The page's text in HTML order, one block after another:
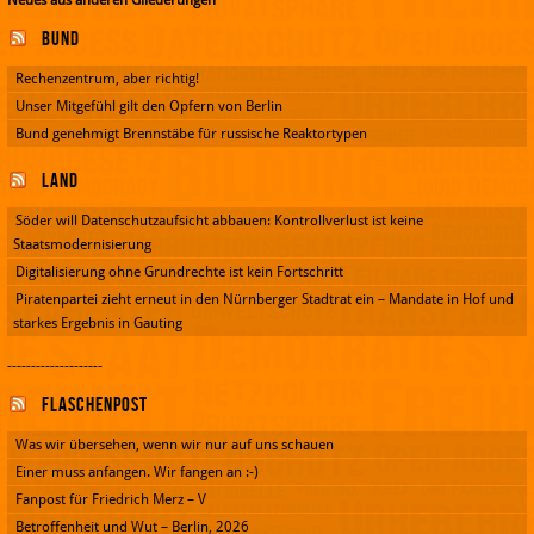
Bund
Rechenzentrum, aber richtig!
Unser Mitgefühl gilt den Opfern von Berlin
Bund genehmigt Brennstäbe für russische Reaktortypen
Land
Söder will Datenschutzaufsicht abbauen: Kontrollverlust ist keine
Staatsmodernisierung
Digitalisierung ohne Grundrechte ist kein Fortschritt
Piratenpartei zieht erneut in den Nürnberger Stadtrat ein – Mandate in Hof und
starkes Ergebnis in Gauting
--------------------
Flaschenpost
Was wir übersehen, wenn wir nur auf uns schauen
Einer muss anfangen. Wir fangen an :-)
Fanpost für Friedrich Merz – V
Betroffenheit und Wut – Berlin, 2026